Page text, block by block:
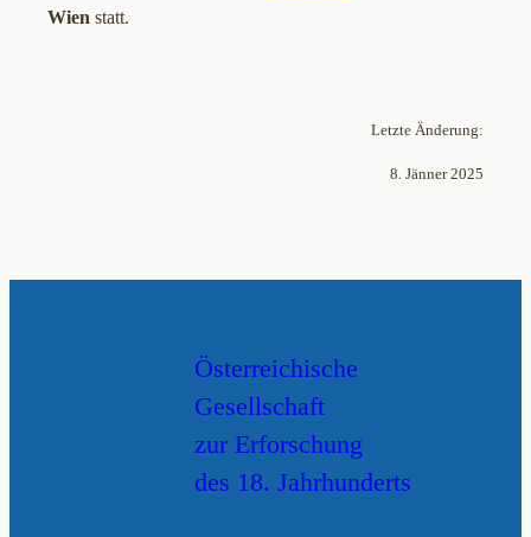
Wien statt.
Letzte Änderung:
8. Jänner 2025
Österreichische
Gesellschaft
zur Erforschung
des 18. Jahrhunderts